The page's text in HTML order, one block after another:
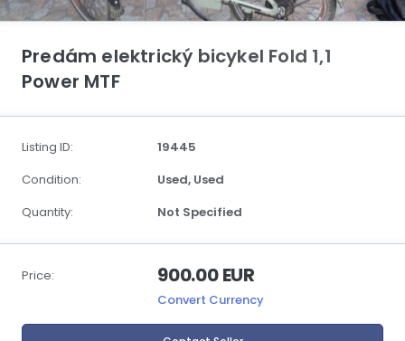
Predám elektrický bicykel Fold 1,1
Power MTF
Listing ID:
19445
Condition:
Used, Used
Quantity:
Not Specified
Price: 900.00 EUR
Convert Currency